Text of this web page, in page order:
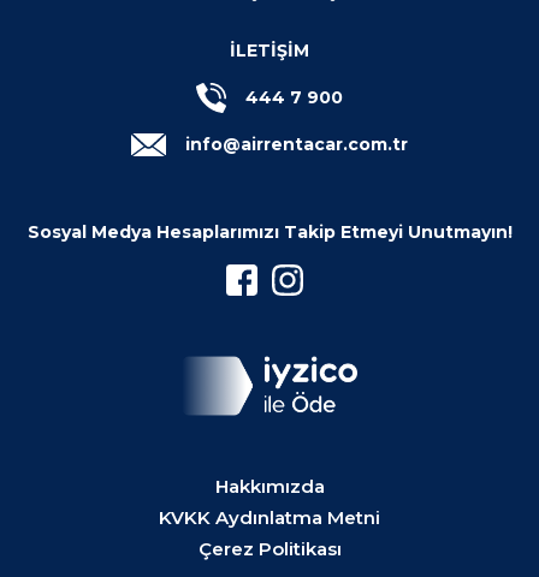
İLETİŞİM
444 7 900
info@airrentacar.com.tr
Sosyal Medya Hesaplarımızı Takip Etmeyi Unutmayın!
Hakkımızda
KVKK Aydınlatma Metni
Çerez Politikası